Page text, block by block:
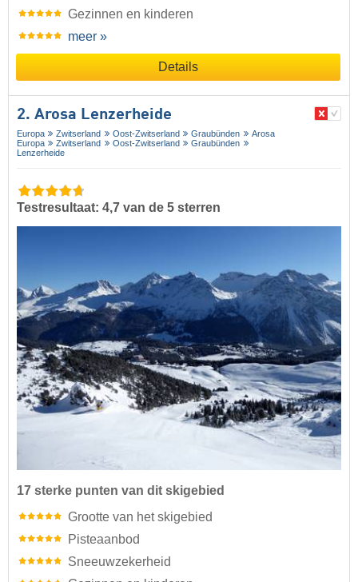
Gezinnen en kinderen
meer »
Details
2. Arosa Lenzerheide
Europa Zwitserland Oost-Zwitserland Graubünden
Arosa
Europa
Zwitserland Oost-Zwitserland
Graubünden
Lenzerheide
Testresultaat: 4,7 van de 5 sterren
17 sterke punten van dit skigebied
Grootte van het skigebied
Pisteaanbod
Sneeuwzekerheid